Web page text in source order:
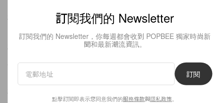
27. 你教會我堅強，卻沒教我如何面對失去你。
28. 生活越悲慘的人越適合說段子，我們需要有故事的
人。
訂閱我們的 Newsletter
訂閱我們的 Newsletter，你每週都會收到 POPBEE 獨家時尚新
聞和最新潮流資訊。
訂閱
點擊訂閱即表示您同意我們的服務條款與隱私政策